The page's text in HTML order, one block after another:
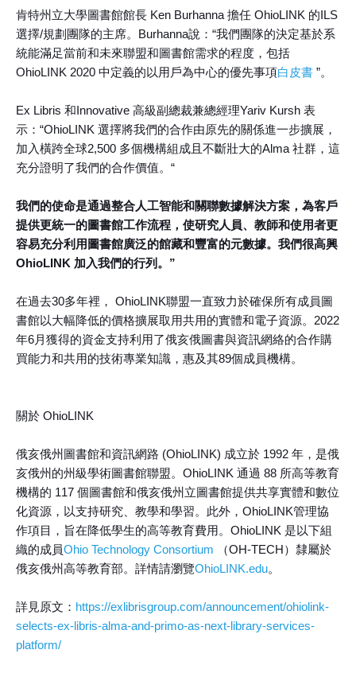
肯特州立大學圖書館館長 Ken Burhanna 擔任 OhioLINK 的ILS
選擇/規劃團隊的主席。Burhanna說：“我們團隊的決定基於系
統能滿足當前和未來聯盟和圖書館需求的程度，包括
OhioLINK 2020 中定義的以用戶為中心的優先事項白皮書 ”。
Ex Libris 和Innovative 高級副總裁兼總經理Yariv Kursh 表
示：“OhioLINK 選擇將我們的合作由原先的關係進一步擴展，
加入橫跨全球2,500 多個機構組成且不斷壯大的Alma 社群，這
充分證明了我們的合作價值。“
我們的使命是通過整合人工智能和關聯數據解決方案，為客戶
提供更統一的圖書館工作流程，使研究人員、教師和使用者更
容易充分利用圖書館廣泛的館藏和豐富的元數據。我們很高興
OhioLINK 加入我們的行列。”
在過去30多年裡， OhioLINK聯盟一直致力於確保所有成員圖
書館以大幅降低的價格擴展取用共用的實體和電子資源。2022
年6月獲得的資金支持利用了俄亥俄圖書與資訊網絡的合作購
買能力和共用的技術專業知識，惠及其89個成員機構。
關於 OhioLINK
俄亥俄州圖書館和資訊網路 (OhioLINK) 成立於 1992 年，是俄
亥俄州的州級學術圖書館聯盟。OhioLINK 通過 88 所高等教育
機構的 117 個圖書館和俄亥俄州立圖書館提供共享實體和數位
化資源，以支持研究、教學和學習。此外，OhioLINK管理協
作項目，旨在降低學生的高等教育費用。OhioLINK 是以下組
織的成員Ohio Technology Consortium （OH-TECH）隸屬於
俄亥俄州高等教育部。詳情請瀏覽OhioLINK.edu。
詳見原文： https://exlibrisgroup.com/announcement/ohiolink-
selects-ex-libris-alma-and-primo-as-next-library-services-
platform/